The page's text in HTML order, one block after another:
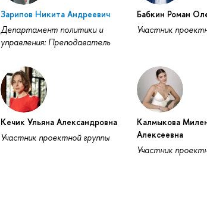
Зарипов Никита Андреевич
Департамент политики и
управления: Преподаватель
Бабкин Роман
Участник
Кечик Ульяна Александровна
Участник проектной группы
Калмыкова
Алексеевна
Участник